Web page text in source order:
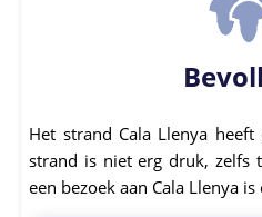
Het strand Cala Llenya
strand is niet erg druk, zelfs
een bezoek aan Cala Llenya is